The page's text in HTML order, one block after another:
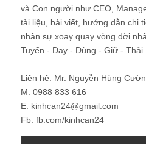
và Con người như CEO,
tài liệu, bài viết, hướng dẫn chi
nhân sự xoay quay vòng đời
Tuyển - Dạy - Dùng - Giữ - Thải.
Liên hệ: Mr. Nguyễn Hùng
M: 0988 833 616
E: kinhcan24@gmail.com
Fb: fb.com/kinhcan24